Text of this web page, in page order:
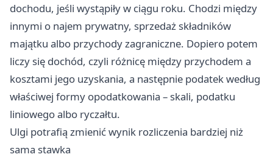
dochodu, jeśli wystąpiły w ciągu roku. Chodzi między
innymi o najem prywatny, sprzedaż składników
majątku albo przychody zagraniczne. Dopiero potem
liczy się dochód, czyli różnicę między przychodem a
kosztami jego uzyskania, a następnie podatek według
właściwej formy opodatkowania – skali, podatku
liniowego albo ryczałtu.
Ulgi potrafią zmienić wynik rozliczenia bardziej niż
sama stawka